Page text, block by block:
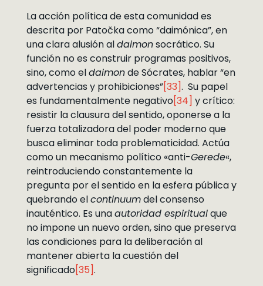
La acción política de esta comunidad es
descrita por Patočka como “daimónica”, en
una clara alusión aldaimonsocrático. Su
función no es construir programas positivos,
sino, como eldaimonde Sócrates, hablar “en
advertencias y prohibiciones”[33]. Su papel
es fundamentalmente negativo[34] y crítico:
resistir la clausura del sentido, oponerse a la
fuerza totalizadora del poder moderno que
busca eliminar toda problematicidad. Actúa
como un mecanismo político «anti-Gerede«,
reintroduciendo constantemente la
pregunta por el sentido en la esfera pública y
quebrando elcontinuumdel consenso
inauténtico. Es unaautoridad espiritualque
no impone un nuevo orden, sino que preserva
las condiciones para la deliberación al
mantener abierta la cuestión del
significado[35].